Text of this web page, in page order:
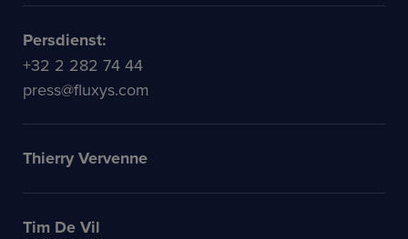
Persdienst:
+32 2 282 74 44
press@fluxys.com
Thierry Vervenne
Tim De Vil